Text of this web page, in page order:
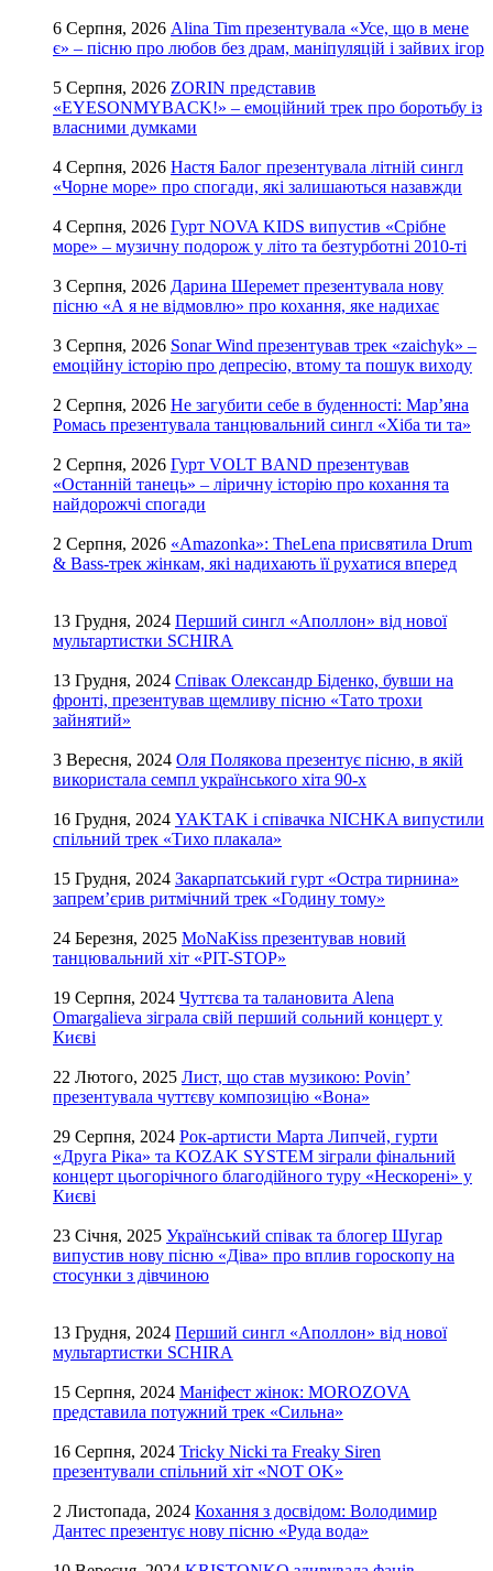
6 Серпня, 2026 Alina Tim презентувала «Усе, що в мене
є» – пісню про любов без драм, маніпуляцій і зайвих ігор
5 Серпня, 2026 ZORIN представив
«EYESONMYBACK!» – емоційний трек про боротьбу із
власними думками
4 Серпня, 2026 Настя Балог презентувала літній сингл
«Чорне море» про спогади, які залишаються назавжди
4 Серпня, 2026 Гурт NOVA KIDS випустив «Срібне
море» – музичну подорож у літо та безтурботні 2010-ті
3 Серпня, 2026 Дарина Шеремет презентувала нову
пісню «А я не відмовлю» про кохання, яке надихає
3 Серпня, 2026 Sonar Wind презентував трек «zaichyk» –
емоційну історію про депресію, втому та пошук виходу
2 Серпня, 2026 Не загубити себе в буденності: Мар’яна
Ромась презентувала танцювальний сингл «Хіба ти та»
2 Серпня, 2026 Гурт VOLT BAND презентував
«Останній танець» – ліричну історію про кохання та
найдорожчі спогади
2 Серпня, 2026 «Amazonka»: TheLena присвятила Drum
& Bass-трек жінкам, які надихають її рухатися вперед
13 Грудня, 2024 Перший сингл «Аполлон» від нової
мультартистки SCHIRA
13 Грудня, 2024 Співак Олександр Біденко, бувши на
фронті, презентував щемливу пісню «Тато трохи
зайнятий»
3 Вересня, 2024 Оля Полякова презентує пісню, в якій
використала семпл українського хіта 90-х
16 Грудня, 2024 YAKTAK і співачка NICHKA випустили
спільний трек «Тихо плакала»
15 Грудня, 2024 Закарпатський гурт «Остра тирнина»
запрем’єрив ритмічний трек «Годину тому»
24 Березня, 2025 MoNaKiss презентував новий
танцювальний хіт «PIT-STOP»
19 Серпня, 2024 Чуттєва та талановита Alena
Omargalieva зіграла свій перший сольний концерт у
Києві
22 Лютого, 2025 Лист, що став музикою: Povin’
презентувала чуттєву композицію «Вона»
29 Серпня, 2024 Рок-артисти Марта Липчей, гурти
«Друга Ріка» та KOZAK SYSTEM зіграли фінальний
концерт цьогорічного благодійного туру «Нескорені» у
Києві
23 Січня, 2025 Український співак та блогер Шугар
випустив нову пісню «Діва» про вплив гороскопу на
стосунки з дівчиною
13 Грудня, 2024 Перший сингл «Аполлон» від нової
мультартистки SCHIRA
15 Серпня, 2024 Маніфест жінок: MOROZOVA
представила потужний трек «Сильна»
16 Серпня, 2024 Tricky Nicki та Freaky Siren
презентували спільний хіт «NOT OK»
2 Листопада, 2024 Кохання з досвідом: Володимир
Дантес презентує нову пісню «Руда вода»